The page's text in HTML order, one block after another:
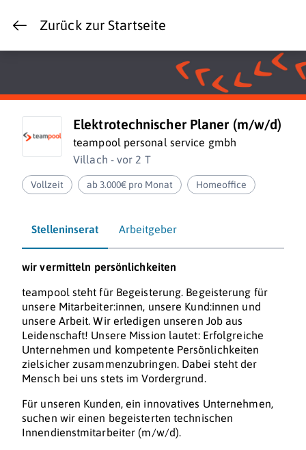
Zurück zur Startseite
Elektrotechnischer Planer (m/w/d)
teampool personal service gmbh
Villach - vor 2 T
Vollzeit ab 3.000€ pro Monat Homeoffice
Stelleninserat Arbeitgeber
wir vermitteln persönlichkeiten
teampool steht für Begeisterung. Begeisterung für
unsere Mitarbeiter:innen, unsere Kund:innen und
unsere Arbeit. Wir erledigen unseren Job aus
Leidenschaft! Unsere Mission lautet: Erfolgreiche
Unternehmen und kompetente Persönlichkeiten
zielsicher zusammenzubringen. Dabei steht der
Mensch bei uns stets im Vordergrund.
Für unseren Kunden, ein innovatives Unternehmen,
suchen wir einen begeisterten technischen
Innendienstmitarbeiter (m/w/d).